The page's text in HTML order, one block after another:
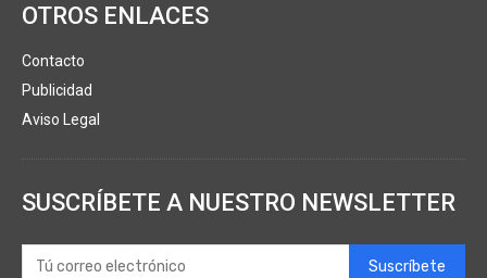
OTROS ENLACES
Contacto
Publicidad
Aviso Legal
SUSCRÍBETE A NUESTRO NEWSLETTER
Suscríbete